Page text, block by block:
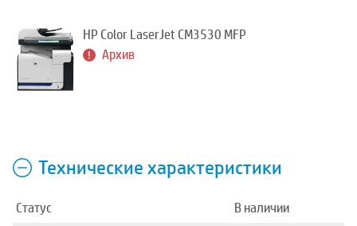
HP Color LaserJet CM3530 MFP
Архив
Технические характеристики
Статус
В наличии